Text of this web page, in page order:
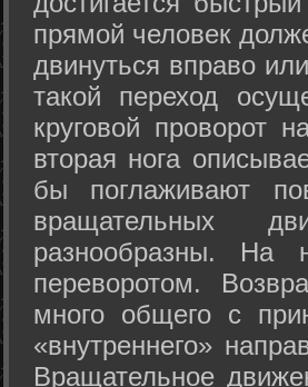
прямой человек
двинуться вправо
такой переход
круговой проворот
вторая нога
бы поглаживают
вращательных
разнообразны.
переворотом.
много общего с
«внутреннего»
Вращательное